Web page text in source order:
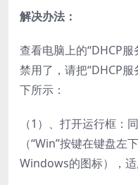
解决办法：
查看电脑上的“DHCP
禁用了，请把“DHCP
下所示：
（1）、打开运行框：
（“Win”按键在键盘
Windows的图标），